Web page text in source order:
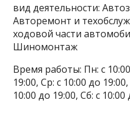
вид деятельности:
Авторемонт и
ходовой части
Шиномонтаж
Время работы: Пн: с
19:00, Ср: с 10:00 до
10:00 до 19:00, Сб: с